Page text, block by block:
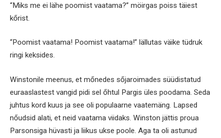
“Miks me ei lähe poomist vaatama?” möirgas poiss täiest
kőrist.
“Poomist vaatama! Poomist vaatama!” lällutas väike tüdruk
ringi keksides.
Winstonile meenus, et mőnedes sőjaroimades süüdistatud
euraaslastest vangid pidi sel őhtul Pargis üles poodama. Seda
juhtus kord kuus ja see oli populaarne vaatemäng. Lapsed
nőudsid alati, et neid vaatama viidaks. Winston jättis proua
Parsonsiga hüvasti ja liikus ukse poole. Aga ta oli astunud